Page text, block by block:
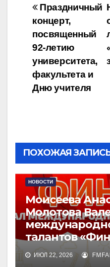
по
записям
Праздничный
концерт,
посвященный
92-летию
университета,
факультета и
Дню учителя
ПОХОЖАЯ
НОВОСТИ
Моисеева
Молотова
талантов
ИЮЛ 22, 2026